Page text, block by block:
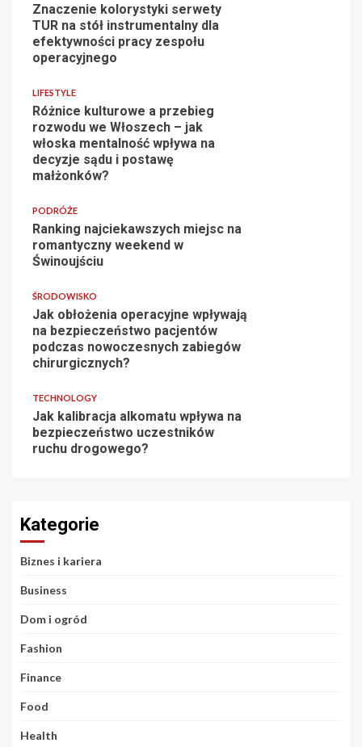
Znaczenie kolorystyki serwety
TUR na stół instrumentalny dla
efektywności pracy zespołu
operacyjnego
LIFESTYLE
Różnice kulturowe a przebieg
rozwodu we Włoszech – jak
włoska mentalność wpływa na
decyzje sądu i postawę
małżonków?
PODRÓŻE
Ranking najciekawszych miejsc na
romantyczny weekend w
Świnoujściu
ŚRODOWISKO
Jak obłożenia operacyjne wpływają
na bezpieczeństwo pacjentów
podczas nowoczesnych zabiegów
chirurgicznych?
TECHNOLOGY
Jak kalibracja alkomatu wpływa na
bezpieczeństwo uczestników
ruchu drogowego?
Kategorie
Biznes i kariera
Business
Dom i ogród
Fashion
Finance
Food
Health